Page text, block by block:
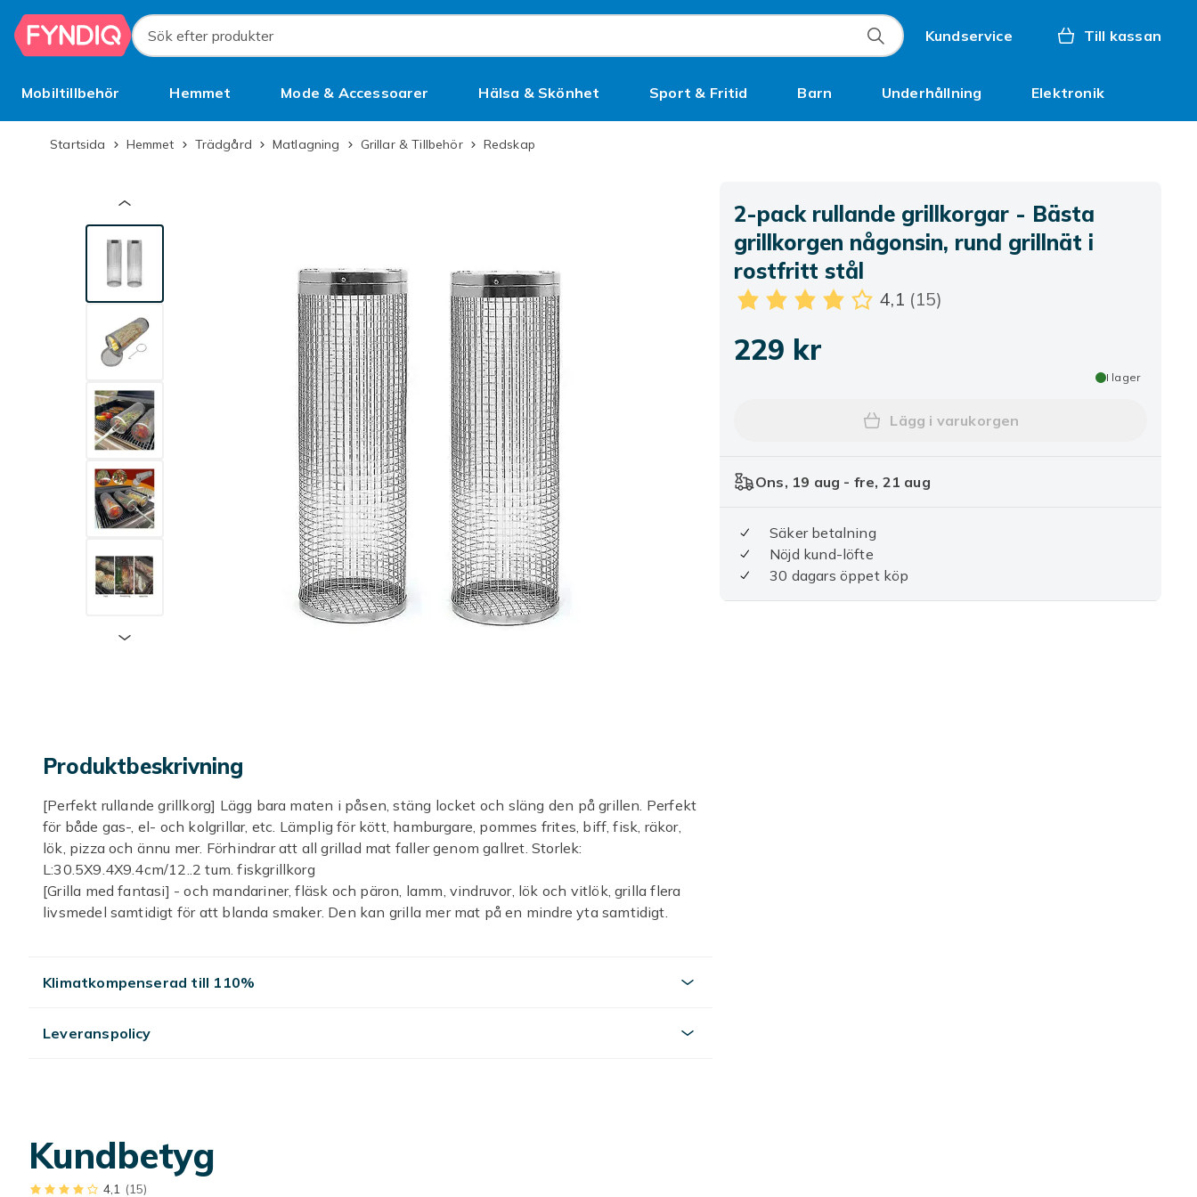
Hoppa till huvudinnehållet
Sök efter produkter
Kundservice Till kassan
Mobiltillbehör Hemmet Mode & Accessoarer Hälsa & Skönhet Sport & Fritid Barn Underhållning Elektronik
Bättre än begagnat
Startsida Hemmet Trädgård Matlagning Grillar & Tillbehör Redskap
Produktbeskrivning
[Perfekt rullande grillkorg] Lägg bara maten i påsen, stäng locket och släng den på grillen. Perfekt
för både gas-, el- och kolgrillar, etc. Lämplig för kött, hamburgare, pommes frites, biff, fisk, räkor,
lök, pizza och ännu mer. Förhindrar att all grillad mat faller genom gallret. Storlek:
L:30.5X9.4X9.4cm/12..2 tum. fiskgrillkorg
[Grilla med fantasi] - och mandariner, fläsk och päron, lamm, vindruvor, lök och vitlök, grilla flera
livsmedel samtidigt för att blanda smaker. Den kan grilla mer mat på en mindre yta samtidigt.
skrubba och skölja i diskhon eller placera den i diskmaskinen. Om du vill ge din korg extra glans,
redo att användas. Perfekt för picknick, bakluckefester, camping, etc.
Endast ovanstående paketinnehåll, andra produkter ingår inte.
Obs: Ljusreflektion och olika skärmar kan göra att färgen på föremålet på bilden skiljer sig lite
från den verkliga varan. Det tillåtna mätfelet är +/- 1-3 cm.
Klimatkompenserad till 110%
Leveranspolicy
Kundbetyg
4,1 (15)
2-pack rullande grillkorgar - Bästa
grillkorgen någonsin, rund grillnät i
rostfritt stål
4,1 (15)
229 kr
I lager
Lägg till 2-pack rullande
Lägg i varukorgen
Ons, 19 aug - fre, 21 aug
Säker betalning
Nöjd kund-löfte
30 dagars öppet köp